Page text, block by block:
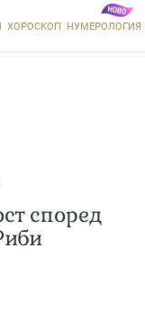
ХОРОСКОП НУМЕРОЛОГИЯ
според